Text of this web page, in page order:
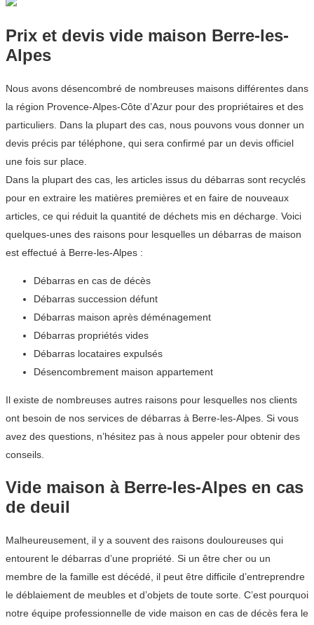
Prix et devis vide maison Berre-les-
Alpes
Nous avons désencombré de nombreuses maisons différentes dans
la région Provence-Alpes-Côte d’Azur pour des propriétaires et des
particuliers. Dans la plupart des cas, nous pouvons vous donner un
devis précis par téléphone, qui sera confirmé par un devis officiel
une fois sur place.
Dans la plupart des cas, les articles issus du débarras sont recyclés
pour en extraire les matières premières et en faire de nouveaux
articles, ce qui réduit la quantité de déchets mis en décharge. Voici
quelques-unes des raisons pour lesquelles un débarras de maison
est effectué à Berre-les-Alpes :
Débarras en cas de décès
Débarras succession défunt
Débarras maison après déménagement
Débarras propriétés vides
Débarras locataires expulsés
Désencombrement maison appartement
Il existe de nombreuses autres raisons pour lesquelles nos clients
ont besoin de nos services de débarras à Berre-les-Alpes. Si vous
avez des questions, n’hésitez pas à nous appeler pour obtenir des
conseils.
Vide maison à Berre-les-Alpes en cas
de deuil
Malheureusement, il y a souvent des raisons douloureuses qui
entourent le débarras d’une propriété. Si un être cher ou un
membre de la famille est décédé, il peut être difficile d’entreprendre
le déblaiement de meubles et d’objets de toute sorte. C’est pourquoi
notre équipe professionnelle de vide maison en cas de décès fera le